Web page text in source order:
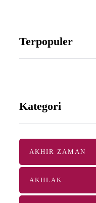
Terpopuler
Kategori
AKHIR ZAMAN
AKHLAK